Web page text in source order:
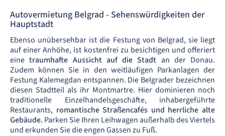
Autovermietung Belgrad - Sehenswürdigkeiten der
Hauptstadt
Ebenso unübersehbar ist die Festung von Belgrad, sie liegt
auf einer Anhöhe, ist kostenfrei zu besichtigen und offeriert
einetraumhafte Aussicht auf die Stadt an der Donau.
Zudem können Sie in den weitläufigen Parkanlagen der
Festung Kalemegdan entspannen. Die Belgrader bezeichnen
diesen Stadtteil als ihr Montmartre. Hier dominieren noch
traditionelle Einzelhandelsgeschäfte, inhabergeführte
Restaurants, romantische Straßencafés und herrliche alte
Gebäude. Parken Sie Ihren Leihwagen außerhalb des Viertels
und erkunden Sie die engen Gassen zu Fuß.